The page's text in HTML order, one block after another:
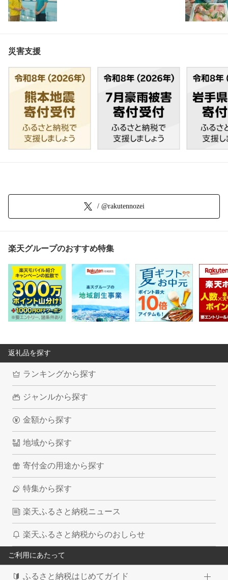
災害支援
/ @rakutennozei
楽天グループのおすすめ特集
返礼品を探す
ランキングから探す
ジャンルから探す
金額から探す
地域から探す
寄付金の用途から探す
特集から探す
楽天ふるさと納税ニュース
楽天ふるさと納税からのおしらせ
ご利用にあたって
ふるさと納税はじめてガイド